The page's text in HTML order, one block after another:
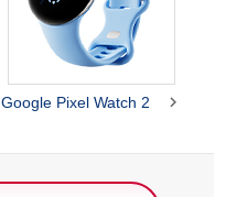
Google Pixel Watch 2 